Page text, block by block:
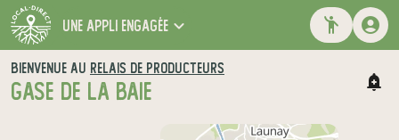
une appli engagée
BIENVENUE AU RELAIS DE PRODUCTEURS
GASE DE LA BAIE